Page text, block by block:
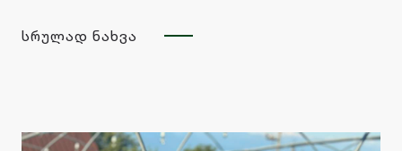
მოსავალი, გავაკეთეთ გადასამუშავებელი ქარხანა,
ექსპორტზე, საკმაოდ მაღალ ფასში.
სრულად ნახვა